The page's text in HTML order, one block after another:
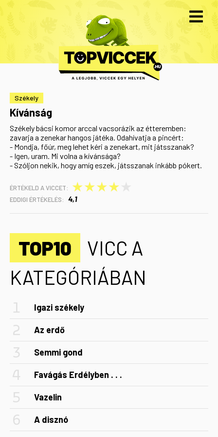
Székely
Kívánság
Székely bácsi komor arccal vacsorázik az étteremben:
zavarja a zenekar hangos játéka. Odahívatja a pincért:
- Mondja, főúr, meg lehet kéri a zenekart, mit játsszanak?
- Igen, uram. Mi volna a kívánsága?
- Szóljon nekik, hogy amíg eszek, játsszanak inkább pókert.
ÉRTÉKELD A VICCET: ★
★
★
★
EDDIGI ÉRTÉKELÉS: 4,1
TOP10
VICC A
KATEGÓRIÁBAN
Igazi székely
Az erdő
Semmi gond
Favágás Erdélyben . . .
Vazelin
A disznó